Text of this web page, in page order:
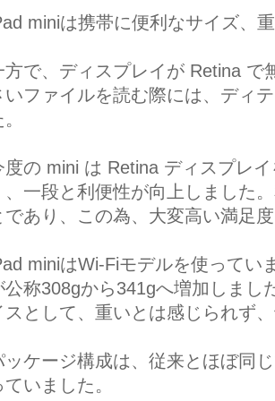
miniは携帯に便利なサイズ、
方で、ディスプレイが Retina で
いファイルを読む際には、ディ
度の mini は Retina ディスプレ
、一段と利便性が向上しました
であり、この為、大変高い満足
miniはWi-Fiモデルを使ってい
公称308gから341gへ増加しまし
スとして、重いとは感じられず
ッケージ構成は、従来とほぼ同
ていました。